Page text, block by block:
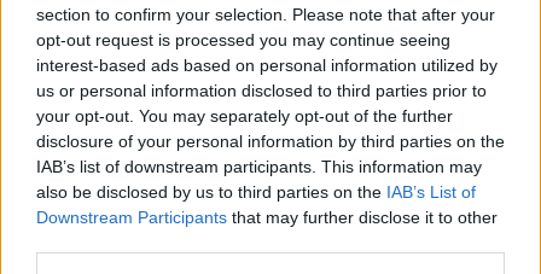
section to confirm your selection. Please note that after your
opt-out request is processed you may continue seeing
interest-based ads based on personal information utilized by
us or personal information disclosed to third parties prior to
your opt-out. You may separately opt-out of the further
disclosure of your personal information by third parties on the
IAB’s list of downstream participants. This information may
also be disclosed by us to third parties on the IAB’s List of
Downstream Participants that may further disclose it to other
Διαμονή
Η Μασσαλία διαθέτει εκπληκτικές επιλογές
διαμονής είτε σε ξενοδοχεία είτεAirbnb,
κατάλληλες για όλα τα γούστα. Μια πολύ καλή